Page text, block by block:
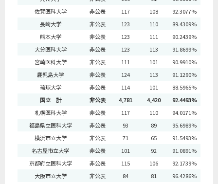
佐賀医科大学
非公表 117 108
92.3077%
長崎大学
非公表 123 110
89.4309%
熊本大学
非公表 123 111
90.2439%
大分医科大学
非公表 123 113
91.8699%
宮崎医科大学
非公表 111 101
90.9910%
鹿児島大学
非公表 124 113
91.1290%
琉球大学
非公表 114 101
88.5965%
国立 計
非公表 4,781 4,420
92.4493%
札幌医科大学
非公表 117 110
94.0171%
福島県立医科大学
非公表 93 89
95.6989%
横浜市立大学
非公表 71 65
91.5493%
名古屋市立大学
非公表 101 92
91.0891%
京都府立医科大学
非公表 115 106
92.1739%
大阪市立大学
非公表 84 81
96.4286%